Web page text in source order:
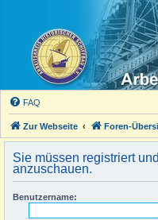
FAQ
Zur Webseite Foren-
Sie müssen registriert
anzuschauen.
Benutzername: